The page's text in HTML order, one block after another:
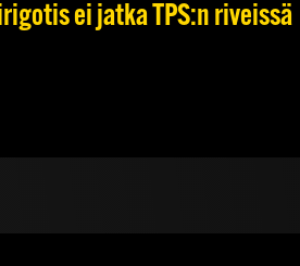
ei jatka TPS:n riveissä